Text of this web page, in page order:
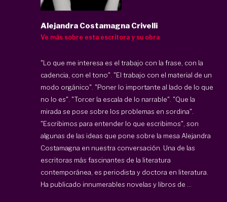
Alejandra Costamagna Crivelli
Ve más sobre esta escritora y su obra
"Lo que me interesa es el trabajo con la frase, con la
cadencia, con el tono". "El trabajo con el material de un
modo orgánico". "Poner lo importante al lado de lo que
no lo es". "Torcer la escala de lo narrable". "Que la
mirada se pose sobre los problemas en sordina".
"Escribimos para entender lo que escribimos", son
algunas de las ideas que pone sobre la mesa Alejandra
Costamagna en nuestra conversación. Una de las
escritoras más fascinantes de la literatura
contemporánea, es periodista y doctora en literatura.
Ha publicado innumerables novelas y libros de ...